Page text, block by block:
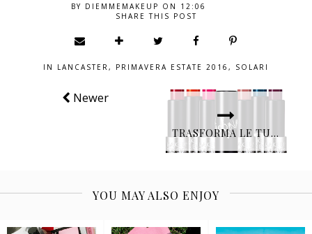
BY DIEMMEMAKEUP ON 12:06
SHARE THIS POST
IN LANCASTER , PRIMAVERA ESTATE 2016 , SOLARI
Newer
TRASFORMA LE TUE LABBRA CON ARTIST ROUGE BY MAKE UP FOR EVER
YOU MAY ALSO ENJOY